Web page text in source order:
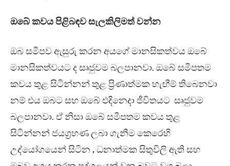
ඔබේ කවය පිළිබඳව සැලකිලිමත් වන්න
ඔබ සමීපව ඇසුරු කරන අයගේ මානසිකත්වය ඔබේ
මානසිකත්වයට ද සෘජුවම බලපානවා. ඔබේ සමීපතම
කවය තුළ සිටින්නන් තුළ ප්‍රිණාත්මක හැඟීම් තිබෙනවා
නම් එය ඔබට සහ ඔබේ එදිනෙදා ජීවිතයට සෘජුවම
බලපානවා. ඒ නිසා ඔබේ සමීපතම කවය තුළ
සිටින්නන් ජයග්‍රහණ ලබා ගැනීම කෙරෙහි
උද්යෝගයෙන් සිටින , ධනාත්මක සිතුවිලි ඇති සහ